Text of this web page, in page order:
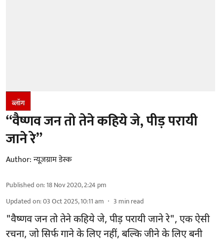
ब्लॉग
“वैष्णव जन तो तेने कहिये जे, पीड़ परायी
जाने रे”
Author:न्यूज़ग्राम डेस्क
Published on:18 Nov 2020, 2:24 pm
Updated on:03 Oct 2025, 10:11 am 3 min read
"वैष्णव जन तो तेने कहिये जे, पीड़ परायी जाने रे", एक ऐसी
रचना, जो सिर्फ गाने के लिए नहीं, बल्कि जीने के लिए बनी